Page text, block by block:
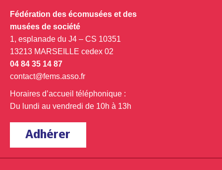
Fédération des écomusées et des
musées de société
1, esplanade du J4 – CS 10351
13213 MARSEILLE cedex 02
04 84 35 14 87
contact@fems.asso.fr
Horaires d’accueil téléphonique :
Du lundi au vendredi de 10h à 13h
Adhérer